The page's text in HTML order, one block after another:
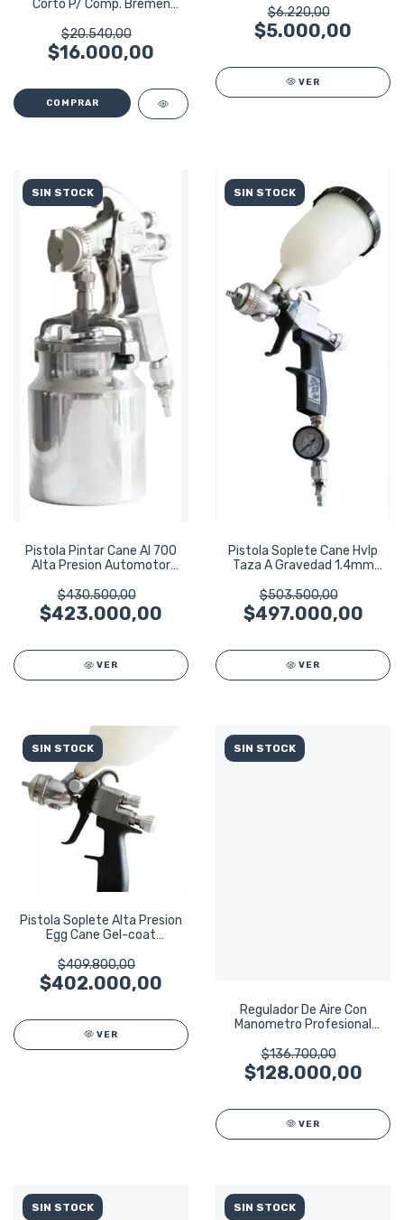
Corto P/ Comp. Bremen
$20.540,00
$16.000,00
$6.220,00
$5.000,00
VER
SIN STOCK
Pistola Pintar Cane Al 700
Alta Presion Automotor
$430.500,00
$423.000,00
VER
SIN STOCK
Pistola Soplete Cane Hvlp
Taza A Gravedad 1.4mm
$503.500,00
$497.000,00
VER
SIN STOCK
Pistola Soplete Alta Presion
Egg Cane Gel-coat
$409.800,00
$402.000,00
VER
SIN STOCK
Regulador De Aire Con
Manometro Profesional
$136.700,00
$128.000,00
VER
SIN STOCK SIN STOCK